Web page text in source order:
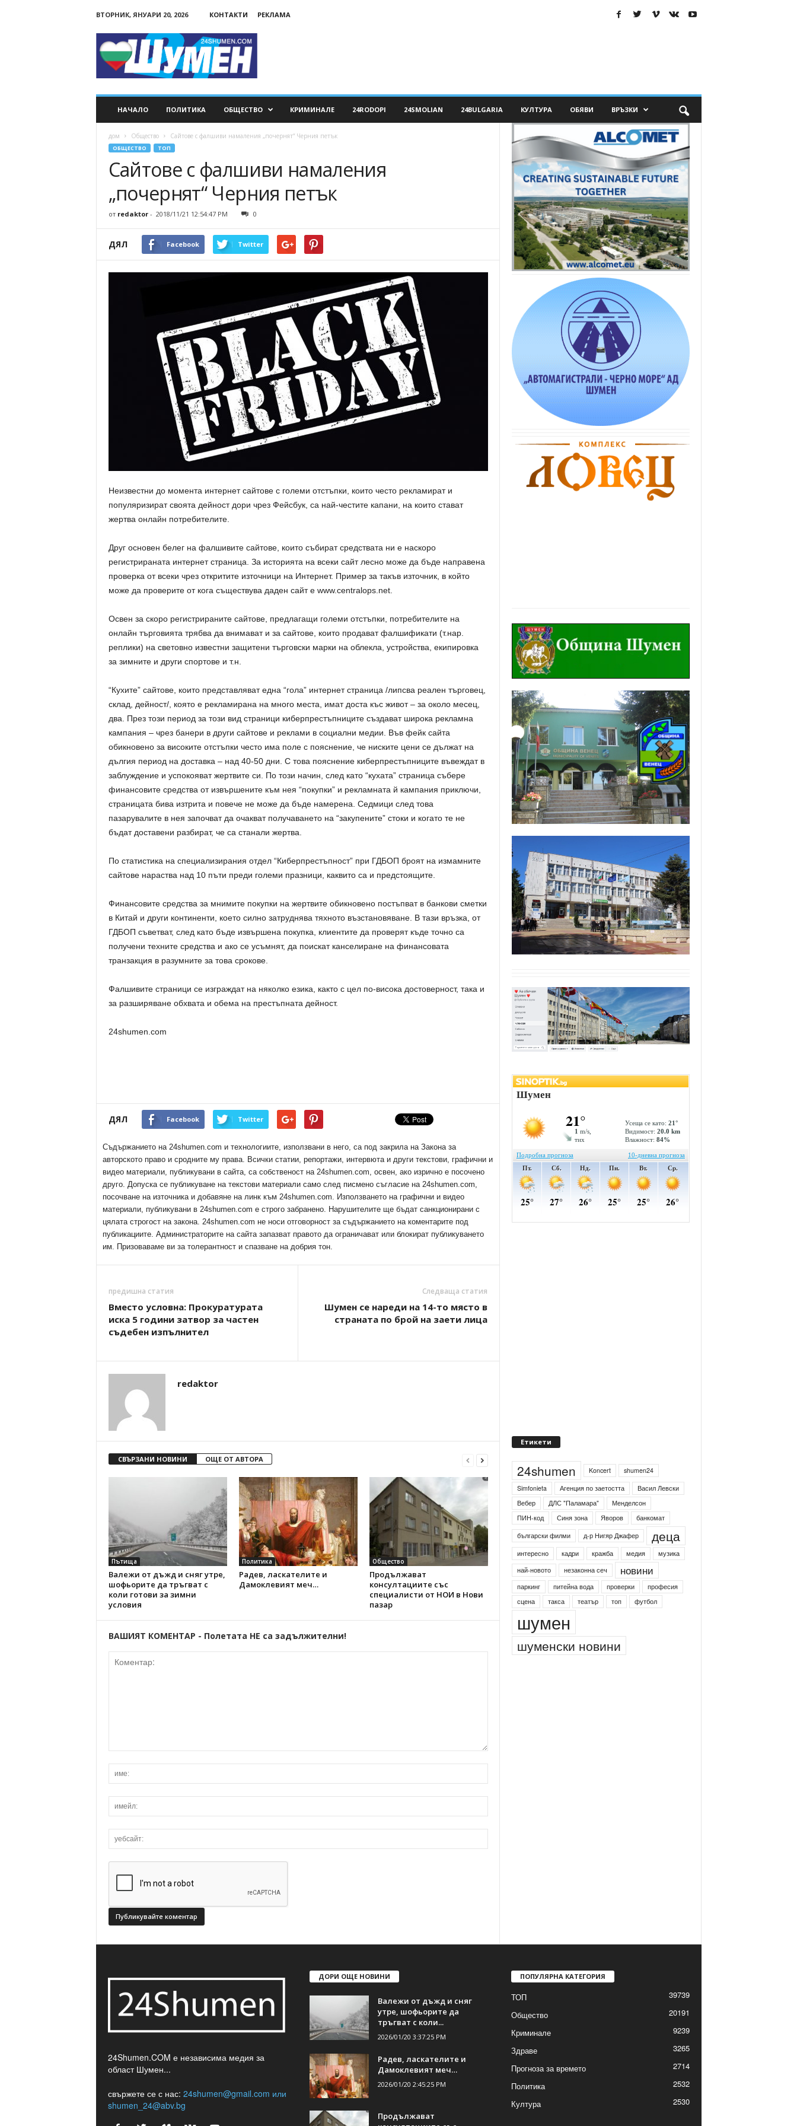
ВТОРНИК, ЯНУАРИ 20, 2026 КОНТАКТИ РЕКЛАМА
НАЧАЛО ПОЛИТИКА ОБЩЕСТВО КРИМИНАЛЕ 24RODOPI 24SMOLIAN 24BULGARIA КУЛТУРА ОБЯВИ ВРЪЗКИ
дом Общество Сайтове с фалшиви намаления „почернят“ Черния петък
ОБЩЕСТВО ТОП
Сайтове с фалшиви намаления
„почернят“ Черния петък
от redaktor- 2018/11/21 12:54:47 PM 0
ДЯЛ Facebook Twitter
Неизвестни до момента интернет сайтове с големи отстъпки, които често рекламират и
популяризират своята дейност дори чрез Фейсбук, са най-честите капани, на които стават
жертва онлайн потребителите.
Друг основен белег на фалшивите сайтове, които събират средствата ни е наскоро
регистрираната интернет страница. За историята на всеки сайт лесно може да бъде направена
проверка от всеки чрез откритите източници на Интернет. Пример за такъв източник, в който
може да проверите от кога съществува даден сайт е www.centralops.net.
Освен за скоро регистрираните сайтове, предлагащи големи отстъпки, потребителите на
онлайн търговията трябва да внимават и за сайтове, които продават фалшификати (т.нар.
реплики) на световно известни защитени търговски марки на облекла, устройства, екипировка
за зимните и други спортове и т.н.
“Кухите” сайтове, които представляват една “гола” интернет страница /липсва реален търговец,
склад, дейност/, която е рекламирана на много места, имат доста къс живот – за около месец,
два. През този период за този вид страници киберпрестъпниците създават широка рекламна
кампания – чрез банери в други сайтове и реклами в социални медии. Във фейк сайта
обикновено за високите отстъпки често има поле с пояснение, че ниските цени се дължат на
дългия период на доставка – над 40-50 дни. С това пояснение киберпрестъпниците въвеждат в
заблуждение и успокояват жертвите си. По този начин, след като “кухата” страница събере
финансовите средства от извършените към нея “покупки” и рекламната й кампания приключи,
страницата бива изтрита и повече не може да бъде намерена. Седмици след това
пазарувалите в нея започват да очакват получаването на “закупените” стоки и когато те не
бъдат доставени разбират, че са станали жертва.
По статистика на специализирания отдел “Киберпрестъпност” при ГДБОП броят на измамните
сайтове нараства над 10 пъти преди големи празници, каквито са и предстоящите.
Финансовите средства за мнимите покупки на жертвите обикновено постъпват в банкови сметки
в Китай и други континенти, което силно затруднява тяхното възстановяване. В тази връзка, от
ГДБОП съветват, след като бъде извършена покупка, клиентите да проверят къде точно са
получени техните средства и ако се усъмнят, да поискат канселиране на финансовата
транзакция в разумните за това срокове.
Фалшивите страници се изграждат на няколко езика, както с цел по-висока достоверност, така и
за разширяване обхвата и обема на престъпната дейност.
24shumen.com
ДЯЛ Facebook Twitter
Съдържанието на 24shumen.com и технологиите, използвани в него, са под закрила на Закона за
авторското право и сродните му права. Всички статии, репортажи, интервюта и други текстови, графични и
видео материали, публикувани в сайта, са собственост на 24shumen.com, освен, ако изрично е посочено
друго. Допуска се публикуване на текстови материали само след писмено съгласие на 24shumen.com,
посочване на източника и добавяне на линк към 24shumen.com. Използването на графични и видео
материали, публикувани в 24shumen.com е строго забранено. Нарушителите ще бъдат санкционирани с
цялата строгост на закона. 24shumen.com не носи отговорност за съдържанието на коментарите под
публикациите. Администраторите на сайта запазват правото да ограничават или блокират публикуването
им. Призоваваме ви за толерантност и спазване на добрия тон.
предишна статия
Вместо условна: Прокуратурата
иска 5 години затвор за частен
съдебен изпълнител
Следваща статия
Шумен се нареди на 14-то място в
страната по брой на заети лица
redaktor
СВЪРЗАНИ НОВИНИ ОЩЕ ОТ АВТОРА
Пътища
Валежи от дъжд и сняг утре,
шофьорите да тръгват с
коли готови за зимни
условия
Политика
Радев, ласкателите и
Дамоклевият меч…
Общество
Продължават
консултациите със
специалисти от НОИ в Нови
пазар
ВАШИЯТ КОМЕНТАР - Полетата НЕ са задължителни!
Етикети
24shumen Koncert
shumen24
Simfonieta
Агенция по заетостта
Васил Левски
Вебер
ДЛС "Паламара"
Менделсон
ПИН-код
Синя зона Яворов
банкомат
български филми
д-р Нигяр Джафер деца
интересно кадри кражба медия
музика
най-новото
незаконна сеч новини
паркинг питейна вода проверки
професия
сцена
такса театър топ футбол
шумен
шуменски новини
24Shumen.COM е независима медия за
област Шумен...
свържете се с нас: 24shumen@gmail.com или
shumen_24@abv.bg
ДОРИ ОЩЕ НОВИНИ
Валежи от дъжд и сняг
утре, шофьорите да
тръгват с коли...
2026/01/20 3:37:25 PM
Радев, ласкателите и
Дамоклевият меч…
2026/01/20 2:45:25 PM
Продължават
ПОПУЛЯРНА КАТЕГОРИЯ
ТОП
39739
Общество
20191
Криминале
9239
Здраве
3265
Прогноза за времето
2714
Политика
2532
Култура
2530